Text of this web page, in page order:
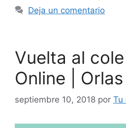
Deja un comentario
Vuelta al
Online |
septiembre 10, 2018 por Tu